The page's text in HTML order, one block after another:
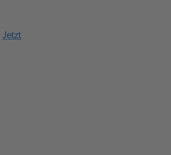
Jetzt